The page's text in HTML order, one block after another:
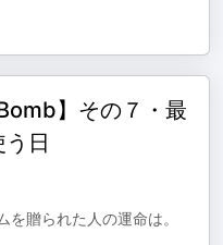
】その７・最
日
贈られた人の運命は。